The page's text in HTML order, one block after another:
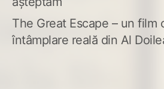
The Great Escape – un film
întâmplare reală din Al